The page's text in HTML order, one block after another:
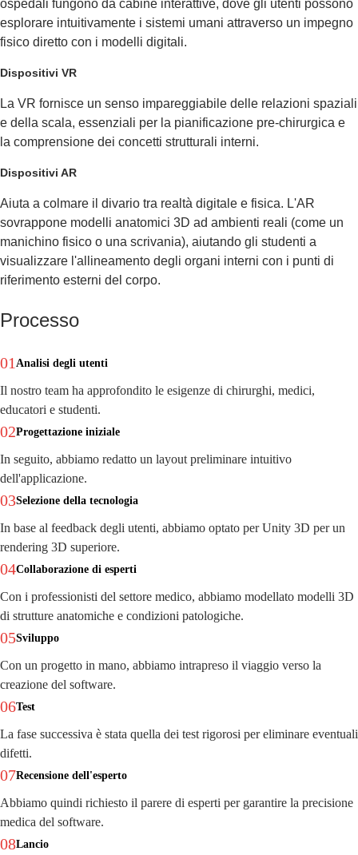
ospedali fungono da cabine interattive, dove gli utenti possono
esplorare intuitivamente i sistemi umani attraverso un impegno
fisico diretto con i modelli digitali.
Dispositivi VR
La VR fornisce un senso impareggiabile delle relazioni spaziali
e della scala, essenziali per la pianificazione pre-chirurgica e
la comprensione dei concetti strutturali interni.
Dispositivi AR
Aiuta a colmare il divario tra realtà digitale e fisica. L'AR
sovrappone modelli anatomici 3D ad ambienti reali (come un
manichino fisico o una scrivania), aiutando gli studenti a
visualizzare l'allineamento degli organi interni con i punti di
riferimento esterni del corpo.
Processo
01 Analisi degli utenti
Il nostro team ha approfondito le esigenze di chirurghi, medici,
educatori e studenti.
02Progettazione iniziale
In seguito, abbiamo redatto un layout preliminare intuitivo
dell'applicazione.
03Selezione della tecnologia
In base al feedback degli utenti, abbiamo optato per Unity 3D per un
rendering 3D superiore.
04Collaborazione di esperti
Con i professionisti del settore medico, abbiamo modellato modelli 3D
di strutture anatomiche e condizioni patologiche.
05Sviluppo
Con un progetto in mano, abbiamo intrapreso il viaggio verso la
creazione del software.
06Test
La fase successiva è stata quella dei test rigorosi per eliminare eventuali
difetti.
07Recensione dell'esperto
Abbiamo quindi richiesto il parere di esperti per garantire la precisione
medica del software.
08Lancio